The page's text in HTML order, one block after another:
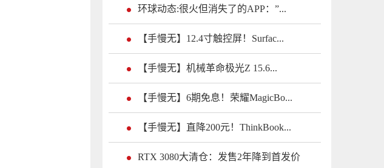
环球动态:很火但消失了的APP：”...
【手慢无】12.4寸触控屏！Surfac...
【手慢无】机械革命极光Z 15.6...
【手慢无】6期免息！荣耀MagicBo...
【手慢无】直降200元！ThinkBook...
RTX 3080大清仓：发售2年降到首发价